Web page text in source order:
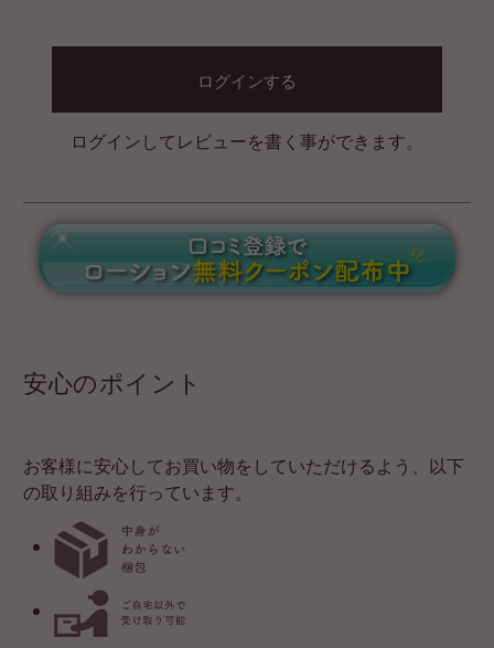
ログインする
ログインしてレビューを書く事ができます。
安心のポイント
お客様に安心してお買い物をしていただけるよう、以下
の取り組みを行っています。